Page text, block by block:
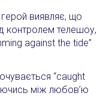
виявляє, що
контролем телешоу,
against the tide”
“caught
між любов’ю